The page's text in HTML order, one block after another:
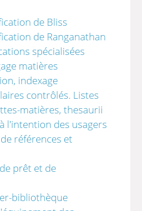
de Bliss
de Ranganathan
spécialisées
matières
indexage
contrôlés. Listes
matières, thesaurii
l'intention des usagers
références et
prêt et de
bibliothèque